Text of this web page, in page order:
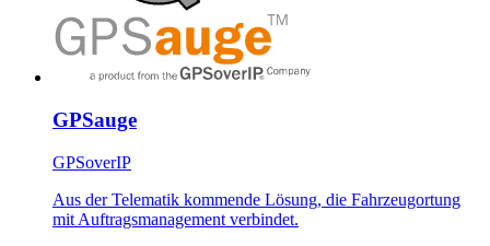
GPSauge
GPSoverIP
Aus der Telematik kommende Lösung, die Fahrzeugortung
mit Auftragsmanagement verbindet.